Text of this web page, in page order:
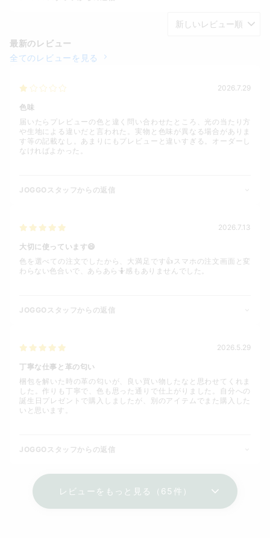
最新のレビュー
全てのレビューを見る
2026.7.29
色味
届いたらプレビューの色と違く問い合わせたところ、光の当たり方
や生地による違いだと言われた。実物と色味が異なる場合がありま
す等の記載なし。あまりにもプレビューと違いすぎる。オーダーし
なければよかった。
JOGGOスタッフからの返信
2026.7.13
大切に使っています😄
色を選べての注文でしたから、大満足です👍スマホの注文画面と変
わらない色合いで、あらあら🤷感もありませんでした。
JOGGOスタッフからの返信
2026.5.29
丁寧な仕事と革の匂い
梱包を解いた時の革の匂いが、良い買い物したなと思わせてくれま
した。作りも丁寧で、色も思った通りで仕上がりました。自分への
誕生日プレゼントで購入しましたが、別のアイテムでまた購入した
いと思います。
JOGGOスタッフからの返信
レビューをもっと見る（65件）